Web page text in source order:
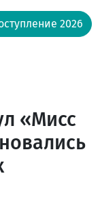
2026
«Мисс